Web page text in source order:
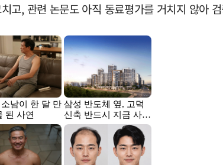
, 관련 논문도 아직 동료평가를 거치지 않아